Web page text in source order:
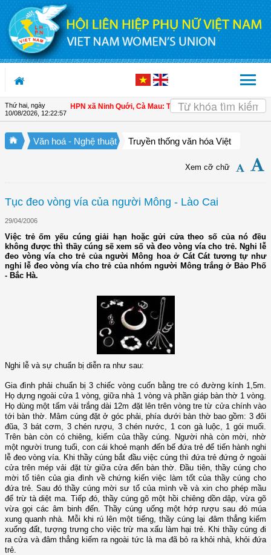
Truy cập nội dung luôn
Thứ hai, ngày
10/08/2026, 12:22:58
làm chủ | Hội LHPN xã Ninh Quới, Cà Mau: Tập huấn kỹ thuật kỹ thuật trồng
Văn hoá - Nghệ thuật Truyền thống văn hóa Việt
Xem cỡ chữ
Tục đeo vòng vía của người Mông - Lào Cai
29/04/2006
Việc trẻ ốm yếu cúng giải hạn hoặc gửi cửa theo số của nó đều
không được thì thầy cúng sẽ xem số và đeo vòng vía cho trẻ. Nghi lễ
đeo vòng vía cho trẻ của người Mông hoa ở Cát Cát tương tự như
nghi lễ đeo vòng vía cho trẻ của nhóm người Mông trắng ở Bảo Phố
- Bắc Hà.
Nghi lễ và sự chuẩn bị diễn ra như sau:
Gia đình phải chuẩn bị 3 chiếc vòng cuốn bằng tre có đường kính 1,5m.
Họ dựng ngoài cửa 1 vòng, giữa nhà 1 vòng và phần giáp bàn thờ 1 vòng.
Họ dùng một tấm vải trắng dài 12m đặt lên trên vòng tre từ cửa chính vào
tới bàn thờ. Mâm cúng đặt ở góc phải, phía dưới bàn thờ bao gồm: 3 đôi
đũa, 3 bát cơm, 3 chén rượu, 3 chén nước, 1 con gà luộc, 1 gói muối.
Trên bàn còn có chiêng, kiếm của thầy cúng. Người nhà còn mời, nhờ
một người trung tuổi, con cái khoẻ mạnh đến bế đứa trẻ để tiến hành nghi
lễ đeo vòng vía. Khi thầy cúng bắt đầu việc cúng thì đứa trẻ đứng ở ngoài
cửa trên mép vải đặt từ giữa cửa đến bàn thờ. Đầu tiên, thầy cúng cho
mời tổ tiên của gia đình về chứng kiến việc làm tốt của thầy cúng cho
đứa trẻ. Sau đó thầy cúng mời sư tổ của mình về và xin cho phép mầu
để trừ tà diệt ma. Tiếp đó, thầy cúng gõ một hồi chiêng dồn dập, vừa gõ
vừa gọi các âm binh đến. Thầy cúng uống một hớp rượu sau đó múa
xung quanh nhà. Mỗi khi rú lên một tiếng, thầy cúng lại đâm thẳng kiếm
xuống đất, tượng trưng cho việc trừ ma xấu làm hại trẻ. Khi thầy cúng đi
ra cửa và đâm thẳng kiếm ra ngoài tức là ma đã bỏ ra khỏi nhà, khỏi đứa
trẻ.